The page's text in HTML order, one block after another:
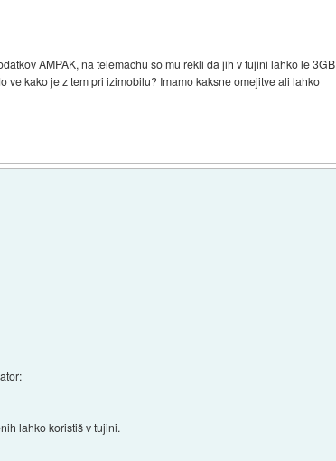
AMPAK, na telemachu so mu rekli da jih v tujini lahko le 3GB
ve kako je z tem pri izimobilu? Imamo kaksne omejitve ali lahko
lahko koristiš v tujini.